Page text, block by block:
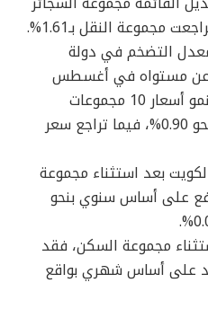
التضخم في دولة
هامشياً بنحو 0.15% عن مستواه في أغسطس
السابق البالغ 134.1 نقطة؛ لنمو أسعار 10 مجموعات
رئيسية على رأسها الصحة بنحو 0.90%، فيما تراجع سعر
بعد استثناء مجموعة
على أساس سنوي بنحو
مجموعة السكن، فقد
بـ3.63%، وزاد على أساس شهري بواقع